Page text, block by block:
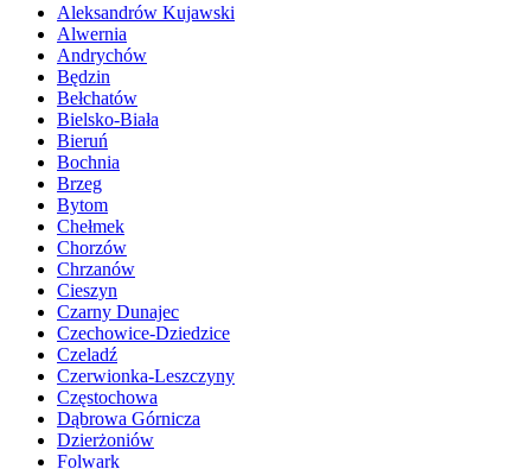
Aleksandrów Kujawski
Alwernia
Andrychów
Będzin
Bełchatów
Bielsko-Biała
Bieruń
Bochnia
Brzeg
Bytom
Chełmek
Chorzów
Chrzanów
Cieszyn
Czarny Dunajec
Czechowice-Dziedzice
Czeladź
Czerwionka-Leszczyny
Częstochowa
Dąbrowa Górnicza
Dzierżoniów
Folwark